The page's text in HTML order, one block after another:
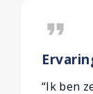
format_quote
“Ik ben